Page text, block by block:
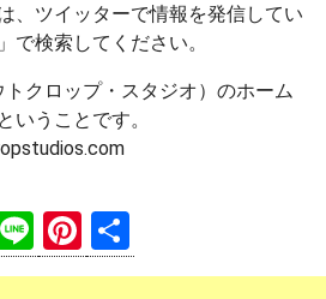
、ツイッターで情報を発信してい
で検索してください。
クロップ・スタジオ）のホーム
いうことです。
Li
n
Pi
nt 有